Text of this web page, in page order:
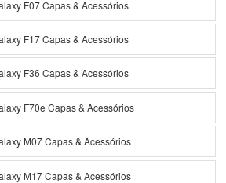
F07 Capas & Acessórios
F17 Capas & Acessórios
F36 Capas & Acessórios
F70e Capas & Acessórios
M07 Capas & Acessórios
M17 Capas & Acessórios